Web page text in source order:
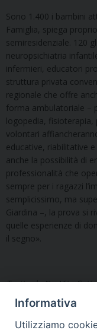
Sono 1.400 i bambini
Famiglia, spiega
semiresidenziale. 120
neuropsichiatria
infermieri, educatori
struttura privata
regionale che offre
forma ambulatoriale –
logopedia,
volontari
educative, riabilitative
anche la possibilità di
professionalità che
sempre per i ragazzi
semplicissimo, ma
Giardina –, la prova si
quelle esperienze di
il segno».
Tratto da “La Vita
Informativa
Utilizziamo